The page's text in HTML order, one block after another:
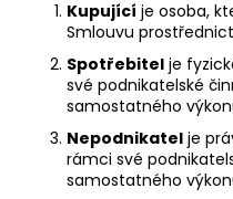
Kupující je osoba,
Smlouvu
Spotřebitel je
své podnikatelské
samostatného
Nepodnikatel je
rámci své
samostatného